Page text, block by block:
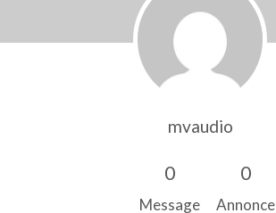
mvaudio
0
Message
0
Annonce